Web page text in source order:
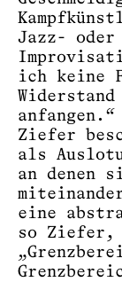
Jazz- oder
ich keine
Ziefer
als
an denen
eine
so Ziefer,